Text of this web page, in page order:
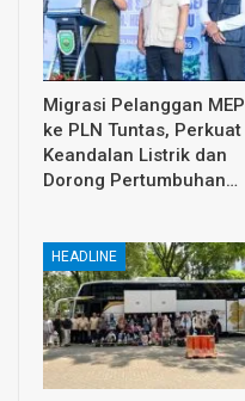
Migrasi Pelanggan MEP
ke PLN Tuntas, Perkuat
Keandalan Listrik dan
Dorong Pertumbuhan…
HEADLINE